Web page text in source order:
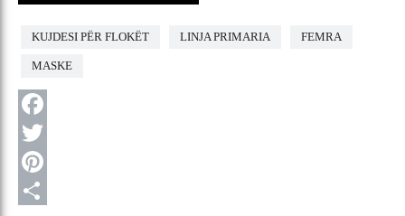
KUJDESI PËR FLOKËT LINJA PRIMARIA FEMRA
MASKE
F
aT
w
P